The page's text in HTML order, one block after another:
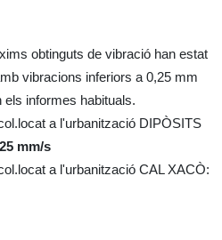
obtinguts de vibració han estat
vibracions inferiors a 0,25 mm
els informes habituals.
a l'urbanització DIPÒSITS
mm/s
a l'urbanització CAL XACÒ: